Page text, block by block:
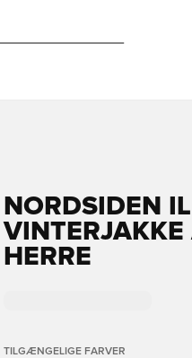
NORDSIDEN
HERRE
TILGÆNGELIGE FARVER